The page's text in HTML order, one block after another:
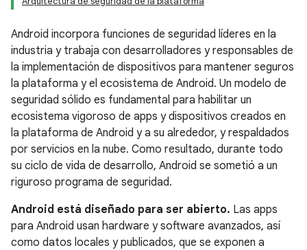
Android incorpora funciones de seguridad líderes en la
industria y trabaja con desarrolladores y responsables de
la implementación de dispositivos para mantener seguros
la plataforma y el ecosistema de Android. Un modelo de
seguridad sólido es fundamental para habilitar un
ecosistema vigoroso de apps y dispositivos creados en
la plataforma de Android y a su alrededor, y respaldados
por servicios en la nube. Como resultado, durante todo
su ciclo de vida de desarrollo, Android se sometió a un
riguroso programa de seguridad.
Android está diseñado para ser abierto. Las apps
para Android usan hardware y software avanzados, así
como datos locales y publicados, que se exponen a